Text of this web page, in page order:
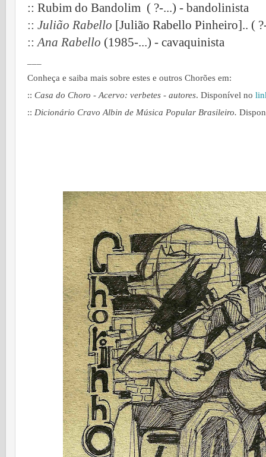
:: Rubim do Bandolim ( ?-...) - bandolinista
:: Julião Rabello [Julião Rabello Pinheiro].. (
::Ana Rabello (1985-...) - cavaquinista
Conheça e saiba mais sobre estes e outros Chorões em:
:: Casa do Choro - Acervo: verbetes - autores. Disponível no
:: Dicionário Cravo Albin de Música Popular Brasileiro.